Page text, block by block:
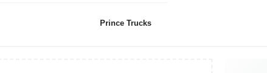
Prince Trucks